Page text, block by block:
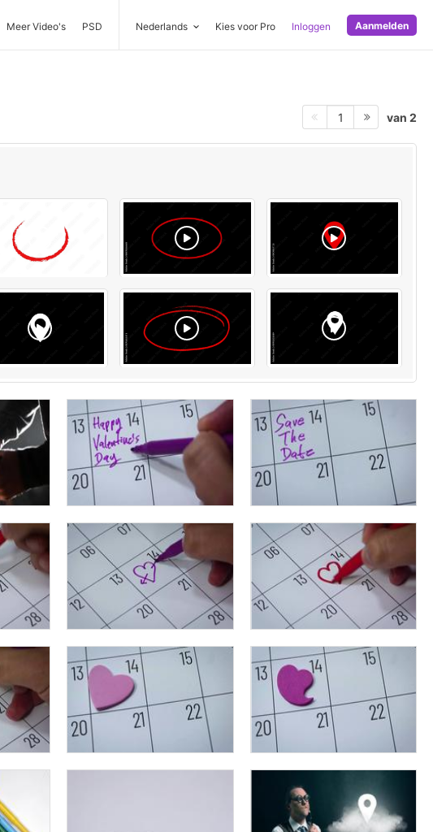
Meer Video's PSD Nederlands Kies voor Pro Inloggen Aanmelden
1 van 2